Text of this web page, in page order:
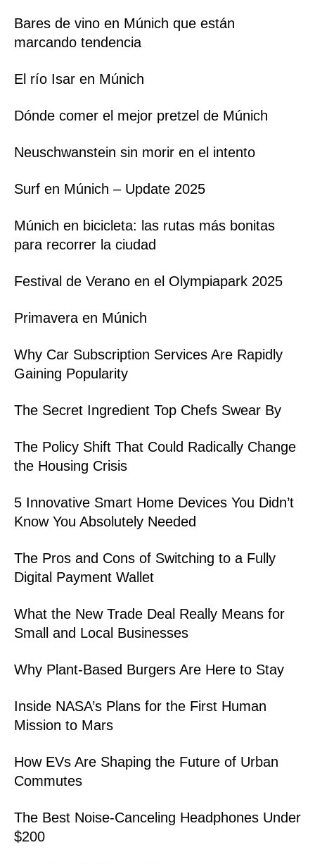
Bares de vino en Múnich que están
marcando tendencia
El río Isar en Múnich
Dónde comer el mejor pretzel de Múnich
Neuschwanstein sin morir en el intento
Surf en Múnich – Update 2025
Múnich en bicicleta: las rutas más bonitas
para recorrer la ciudad
Festival de Verano en el Olympiapark 2025
Primavera en Múnich
Why Car Subscription Services Are Rapidly
Gaining Popularity
The Secret Ingredient Top Chefs Swear By
The Policy Shift That Could Radically Change
the Housing Crisis
5 Innovative Smart Home Devices You Didn’t
Know You Absolutely Needed
The Pros and Cons of Switching to a Fully
Digital Payment Wallet
What the New Trade Deal Really Means for
Small and Local Businesses
Why Plant-Based Burgers Are Here to Stay
Inside NASA’s Plans for the First Human
Mission to Mars
How EVs Are Shaping the Future of Urban
Commutes
The Best Noise-Canceling Headphones Under
$200